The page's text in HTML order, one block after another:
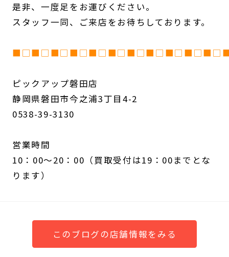
是非、一度足をお運びください。
スタッフ一同、ご来店をお待ちしております。
ピックアップ磐田店
静岡県磐田市今之浦3丁目4-2
0538-39-3130
営業時間
10：00～20：00（買取受付は19：00までとな
ります）
このブログの店舗情報をみる